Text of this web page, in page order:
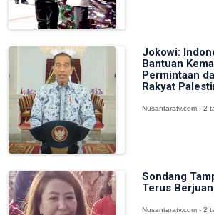
Jokowi:
Bantuan
Permintaan
Rakyat
Nusantaratv.com - 2
Sondang
Terus
Nusantaratv.com - 2